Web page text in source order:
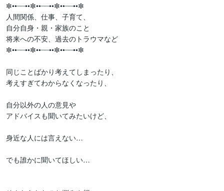
✼••┈┈••✼••┈┈••✼••┈┈••✼
人間関係、仕事、子育て、
自分自身・親・家族のこと
将来への不安、過去のトラウマなど
✼••┈┈••✼••┈┈••✼••┈┈••✼
同じことばかり考えてしまったり、
考えすぎてわからなくなったり、
自分以外の人の意見や
アドバイスも聞いてみたいけど、
身近な人には言えない…
でも誰かに聞いてほしい…